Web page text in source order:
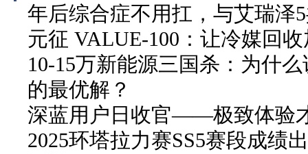
年后综合症不用扛，与艾瑞泽
元征 VALUE-100：让冷媒回
10-15万新能源三国杀：为什么
的最优解？
深蓝用户日收官——极致体验
2025环塔拉力赛SS5赛段成绩